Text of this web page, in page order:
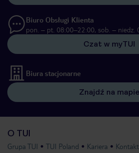
Biuro Obsługi Klienta
pon. – pt. 08:00–22:00, sob. – niedz.
Czat w myTUI
Biura stacjonarne
Znajdź na mapie
O TUI
Grupa TUI TUI Poland Kariera
Kontakt